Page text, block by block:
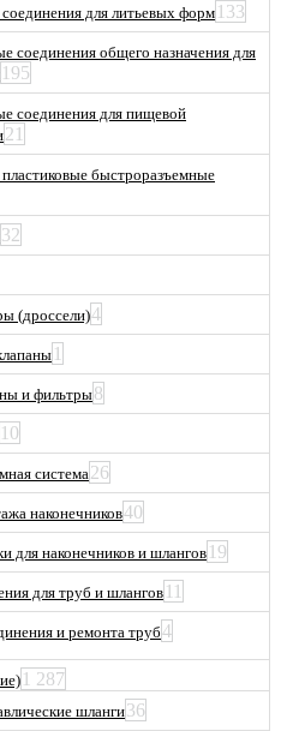
для литьевых форм133
соединения общего назначения для
195
соединения для пищевой
21
быстроразъемные
32
(дроссели)4
1
и фильтры8
10
система26
наконечников40
для наконечников и шлангов 19
для труб и шлангов11
и ремонта труб4
1 287
шланги36